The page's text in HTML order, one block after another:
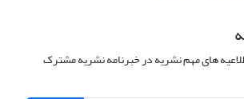
های مهم نشریه در خبرنامه نشریه مشترک